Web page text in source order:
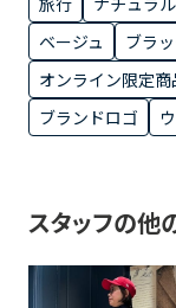
ベージュ
ブラ
オンライン限定商
ブランドロゴ
スタッフの他